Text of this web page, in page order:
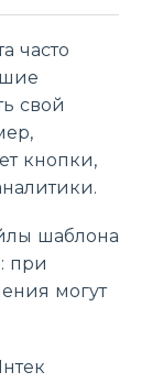
часто
свой
кнопки,
шаблона
при
могут